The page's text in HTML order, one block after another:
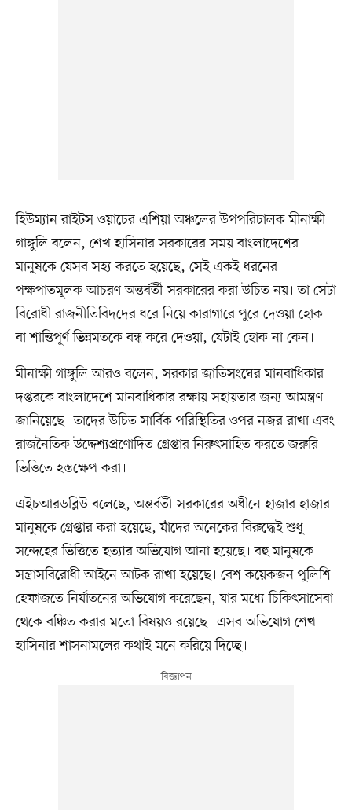
হিউম্যান রাইটস ওয়াচের এশিয়া অঞ্চলের উপপরিচালক মীনাক্ষী
গাঙ্গুলি বলেন, শেখ হাসিনার সরকারের সময় বাংলাদেশের
মানুষকে যেসব সহ্য করতে হয়েছে, সেই একই ধরনের
পক্ষপাতমূলক আচরণ অন্তর্বর্তী সরকারের করা উচিত নয়। তা সেটা
বিরোধী রাজনীতিবিদদের ধরে নিয়ে কারাগারে পুরে দেওয়া হোক
বা শান্তিপূর্ণ ভিন্নমতকে বন্ধ করে দেওয়া, যেটাই হোক না কেন।
মীনাক্ষী গাঙ্গুলি আরও বলেন, সরকার জাতিসংঘের মানবাধিকার
দপ্তরকে বাংলাদেশে মানবাধিকার রক্ষায় সহায়তার জন্য আমন্ত্রণ
জানিয়েছে। তাদের উচিত সার্বিক পরিস্থিতির ওপর নজর রাখা এবং
রাজনৈতিক উদ্দেশ্যপ্রণোদিত গ্রেপ্তার নিরুৎসাহিত করতে জরুরি
ভিত্তিতে হস্তক্ষেপ করা।
এইচআরডব্লিউ বলেছে, অন্তর্বর্তী সরকারের অধীনে হাজার হাজার
মানুষকে গ্রেপ্তার করা হয়েছে, যাঁদের অনেকের বিরুদ্ধেই শুধু
সন্দেহের ভিত্তিতে হত্যার অভিযোগ আনা হয়েছে। বহু মানুষকে
সন্ত্রাসবিরোধী আইনে আটক রাখা হয়েছে। বেশ কয়েকজন পুলিশি
হেফাজতে নির্যাতনের অভিযোগ করেছেন, যার মধ্যে চিকিৎসাসেবা
থেকে বঞ্চিত করার মতো বিষয়ও রয়েছে। এসব অভিযোগ শেখ
হাসিনার শাসনামলের কথাই মনে করিয়ে দিচ্ছে।